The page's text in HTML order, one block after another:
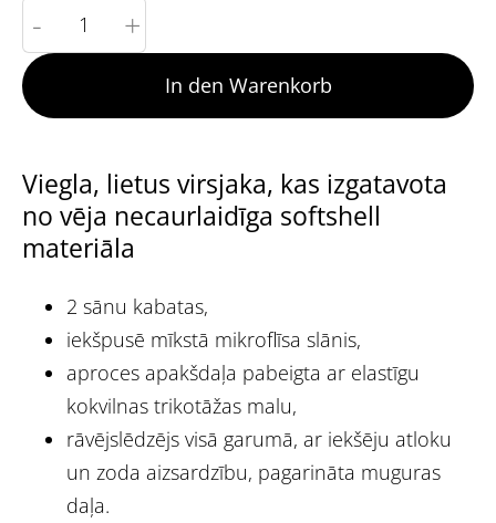
- +
In den Warenkorb
Viegla, lietus virsjaka, kas izgatavota
no vēja necaurlaidīga softshell
materiāla
2 sānu kabatas,
iekšpusē mīkstā mikroflīsa slānis,
aproces apakšdaļa pabeigta ar elastīgu
kokvilnas trikotāžas malu,
rāvējslēdzējs visā garumā, ar iekšēju atloku
un zoda aizsardzību, pagarināta muguras
daļa.